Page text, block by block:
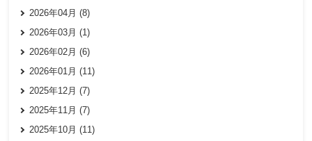
2026年04月 (8)
2026年03月 (1)
2026年02月 (6)
2026年01月 (11)
2025年12月 (7)
2025年11月 (7)
2025年10月 (11)